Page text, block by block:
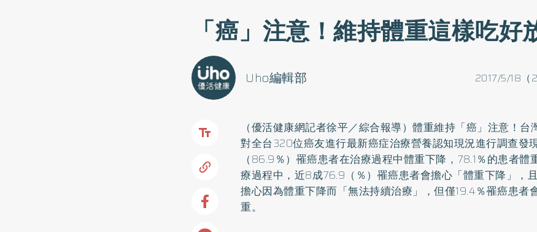
「癌」注意！維持體重這樣吃好
2017/5/18（
Uho編輯部
（優活健康網記者徐平／綜合報導）體重維持「癌」注意！
對全台320位癌友進行最新癌症治療營養認知現況進行調查發
（86.9％）罹癌患者在治療過程中體重下降，78.1％的患者體
療過程中，近8成76.9（％）罹癌患者會擔心「體重下降」，
擔心因為體重下降而「無法持續治療」，但僅19.4％罹癌患者
重。